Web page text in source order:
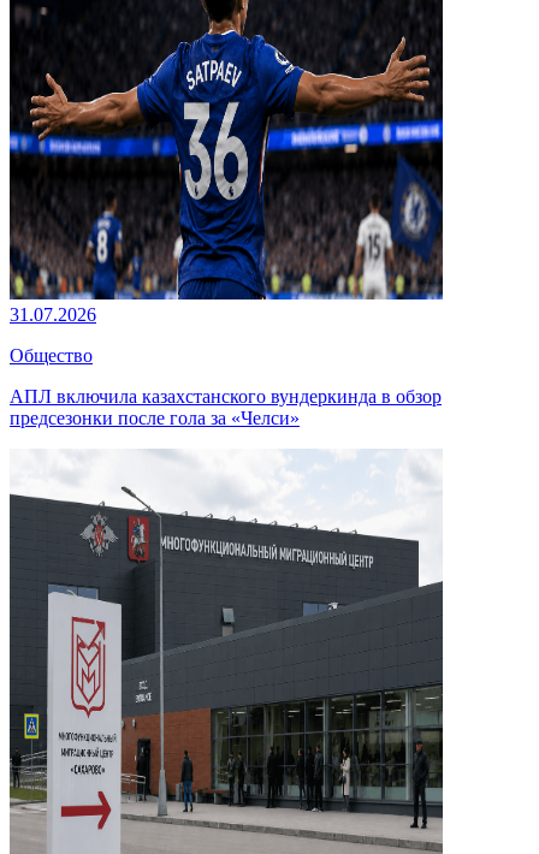
31.07.2026
Общество
АПЛ включила казахстанского вундеркинда в обзор
предсезонки после гола за «Челси»